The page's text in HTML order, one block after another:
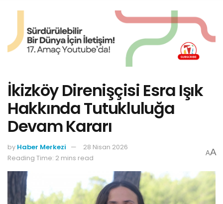
İkizköy Direnişçisi Esra Işık
Hakkında Tutukluluğa
Devam Kararı
by Haber Merkezi
28 Nisan 2026
Reading Time: 2 mins read
AA